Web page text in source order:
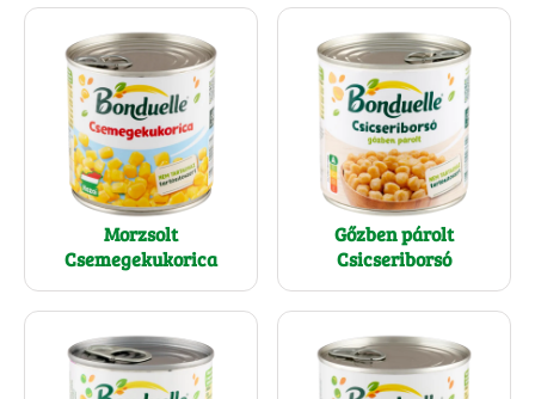
Morzsolt
Csemegekukorica
Gőzben párolt
Csicseriborsó